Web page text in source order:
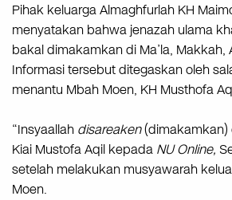
Pihak keluarga Almaghfurlah KH
menyatakan bahwa jenazah ulama
bakal dimakamkan di Ma’la, Makkah,
Informasi tersebut ditegaskan oleh
menantu Mbah Moen, KH Musthofa
“Insyaallah disareaken(dimakamkan)
Kiai Mustofa Aqil kepada NU Online,
setelah melakukan musyawarah
Moen.